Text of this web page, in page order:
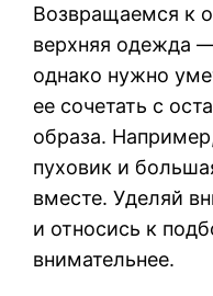
Возвращаемся к
верхняя одежда
однако нужно
ее сочетать с
образа.
пуховик и
вместе. Уделяй
и относись к
внимательнее.